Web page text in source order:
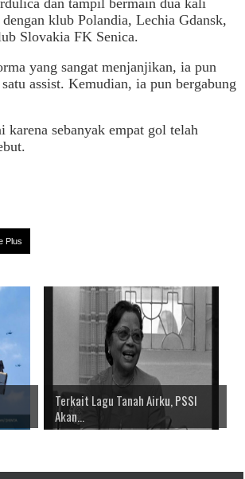
dan tampil bermain dua kali
klub Polandia, Lechia Gdansk,
Slovakia FK Senica.
yang sangat menjanjikan, ia pun
assist. Kemudian, ia pun bergabung
sebanyak empat gol telah
Plus
Terkait Lagu Tanah Airku, PSSI
Akan...